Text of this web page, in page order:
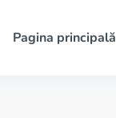
Pagina principală